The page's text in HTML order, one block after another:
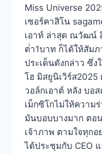
Miss Universe
เซอร์คาสิโน
เอาท์ ล่าสุด ณวัฒน์
ต่ํา1บาท ก็ได้ให้สัม
ประเด็นดังกล่าว ซึ่ง
โฮ มิสยูนิเวิร์ส2025
วอล์กเอาต์ หลัง บ
เม็กซิโกไม่ให้ควา
มันบอบบางมาก ตอ
เจ้าภาพ ตามใจทุกอ
ได้ประชุมกับ CEO